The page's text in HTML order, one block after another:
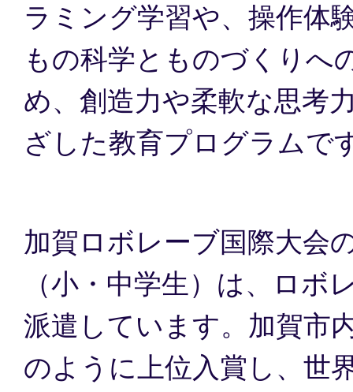
ラミング学習や、操作体
もの科学とものづくりへ
め、創造力や柔軟な思考
ざした教育プログラムで
加賀ロボレーブ国際大会
（小・中学生）は、ロボ
派遣しています。加賀市
のように上位入賞し、世